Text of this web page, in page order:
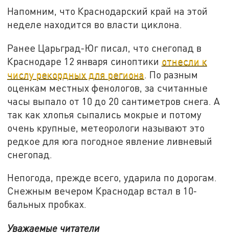
Напомним, что Краснодарский край на этой
неделе находится во власти циклона.
Ранее Царьград-Юг писал, что снегопад в
Краснодаре 12 января синоптики отнесли к
числу рекордных для региона . По разным
оценкам местных фенологов, за считанные
часы выпало от 10 до 20 сантиметров снега. А
так как хлопья сыпались мокрые и потому
очень крупные, метеорологи называют это
редкое для юга погодное явление ливневый
снегопад.
Непогода, прежде всего, ударила по дорогам.
Снежным вечером Краснодар встал в 10-
бальных пробках.
Уважаемые читатели